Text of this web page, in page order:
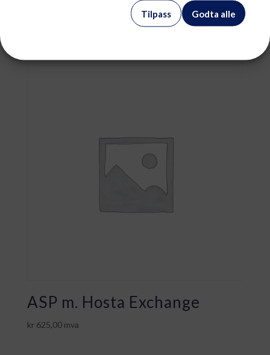
Godta alle
Tilpass
Annonse – Fett Magasin
ASP m. Hosta Exchange
kr625,00 mva